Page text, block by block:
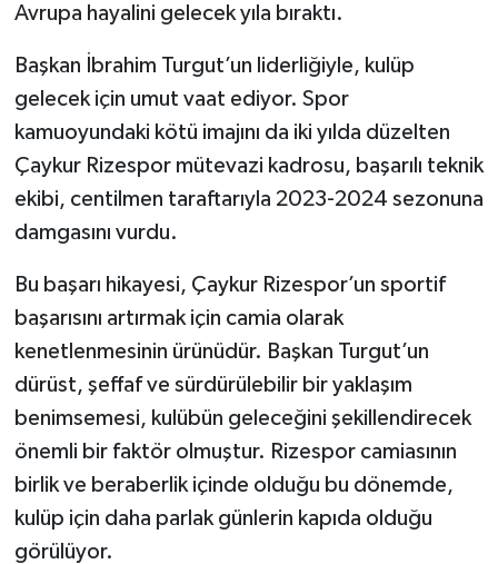
Avrupa hayalini gelecek yıla bıraktı.
Başkan İbrahim Turgut’un liderliğiyle, kulüp
gelecek için umut vaat ediyor. Spor
kamuoyundaki kötü imajını da iki yılda düzelten
Çaykur Rizespor mütevazi kadrosu, başarılı teknik
ekibi, centilmen taraftarıyla 2023-2024 sezonuna
damgasını vurdu.
Bu başarı hikayesi, Çaykur Rizespor’un sportif
başarısını artırmak için camia olarak
kenetlenmesinin ürünüdür. Başkan Turgut’un
dürüst, şeffaf ve sürdürülebilir bir yaklaşım
benimsemesi, kulübün geleceğini şekillendirecek
önemli bir faktör olmuştur. Rizespor camiasının
birlik ve beraberlik içinde olduğu bu dönemde,
kulüp için daha parlak günlerin kapıda olduğu
görülüyor.